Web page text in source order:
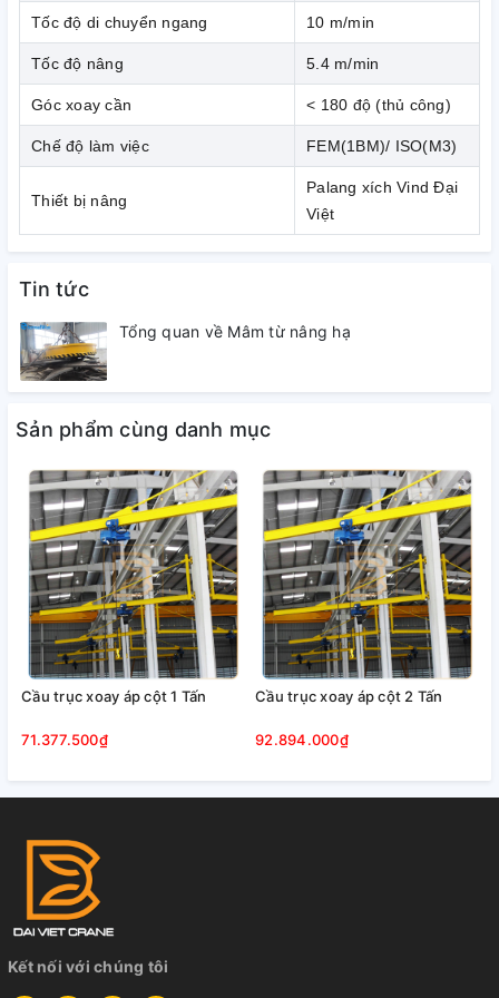
phôi và sản phẩm ra liên tục mà không cần không gian
lớn.
Cầu trục xoay áp cột 3 tấn – Lắp đặt trong công
trình xây dựng
4 bộ phận cấu tạo nên bộ cầu trục xoay áp cột 3 tấn
1. Kết cấu khung dầm: hay còn gọi là dầm chạy
của palang, nó là phần kết cấu thép đỡ toàn bộ lực khi
nâng; khung dầm phải đảm bảo kết cấu vững chắc, an
toàn và đủ khả năng chịu lực cũng như tải trọng trong
quanh cột và có thể quay với góc quay < 360 độ tùy theo
nhu cầu của người sử dụng mà có những phương án
thiết kế góc quay khác nhau sao cho phù hợp nhất.
Tốc độ di chuyển ngang 10 m/min
Tốc độ nâng 5.4 m/min
Góc xoay cần < 180 độ (thủ công)
Chế độ làm việc FEM(1BM)/ ISO(M3)
Thiết bị nâng
Palang xích Vind Đại
Việt
Tin tức
Tổng quan về Mâm từ nâng hạ
Sản phẩm cùng danh mục
Cầu trục xoay áp cột 1 Tấn
71.377.500₫
Cầu trục xoay áp cột 2 Tấn
92.894.000₫
Kết nối với chúng tôi